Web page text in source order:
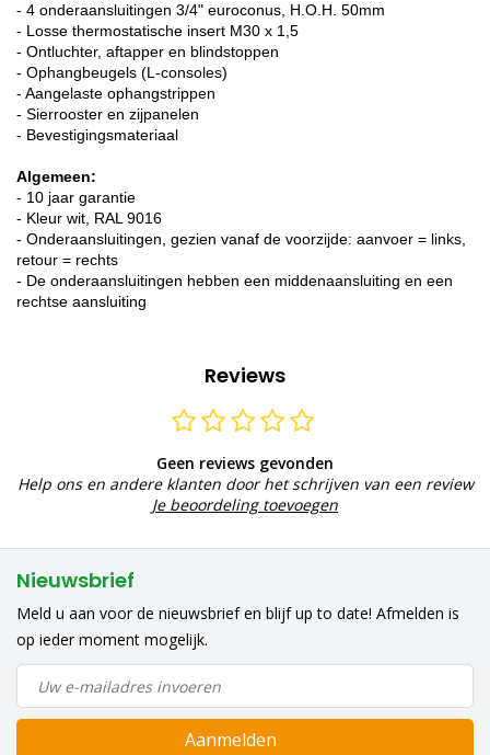
- 4 onderaansluitingen 3/4" euroconus, H.O.H. 50mm
- Losse thermostatische insert M30 x 1,5
- Ontluchter, aftapper en blindstoppen
- Ophangbeugels (L-consoles)
- Aangelaste ophangstrippen
- Sierrooster en zijpanelen
- Bevestigingsmateriaal
Algemeen:
- 10 jaar garantie
- Kleur wit, RAL 9016
- Onderaansluitingen, gezien vanaf de voorzijde: aanvoer = links,
retour = rechts
- De onderaansluitingen hebben een middenaansluiting en een
rechtse aansluiting
Reviews
Geen reviews gevonden
Help ons en andere klanten door het schrijven van een review
Je beoordeling toevoegen
Nieuwsbrief
Meld u aan voor de nieuwsbrief en blijf up to date! Afmelden is
op ieder moment mogelijk.
Aanmelden